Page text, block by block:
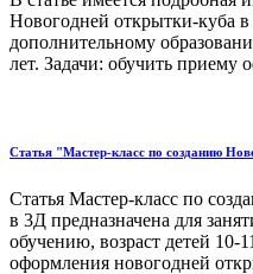
Новогодней открытки-куба
дополнительному
лет. Задачи: обучить приему
Статья "Мастер-класс по созданию
Статья Мастер-класс по
в 3Д предназначена для
обучению, возраст детей 10-
оформления новогодней